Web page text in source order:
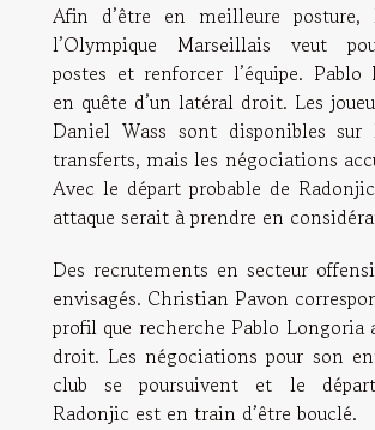
Afin d’être en meilleure posture,
l’Olympique Marseillais veut
postes et renforcer l’équipe.
en quête d’un latéral droit. Les
Daniel Wass sont disponibles
transferts, mais les négociations
Avec le départ probable de
attaque serait à prendre en
Des recrutements en secteur
envisagés. Christian Pavon
profil que recherche Pablo Longoria
droit. Les négociations pour son
club se poursuivent et le
Radonjic est en train d’être bouclé.